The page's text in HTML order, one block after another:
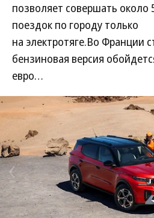
позволяет совершать около
поездок по городу только
на электротяге.Во Франции
бензиновая версия
евро…